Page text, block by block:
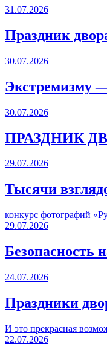
31.07.2026
Праздник
30.07.2026
Экстремизму
30.07.2026
ПРАЗДНИК
29.07.2026
Тысячи
конкурс фотографий
29.07.2026
Безопасность
24.07.2026
Праздники
И это прекрасная
22.07.2026